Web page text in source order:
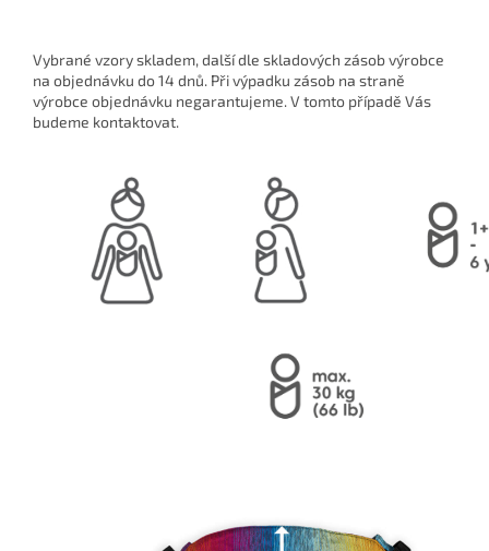
Vybrané vzory skladem, další dle skladových zásob výrobce
na objednávku do 14 dnů. Při výpadku zásob na straně
výrobce objednávku negarantujeme. V tomto případě Vás
budeme kontaktovat.